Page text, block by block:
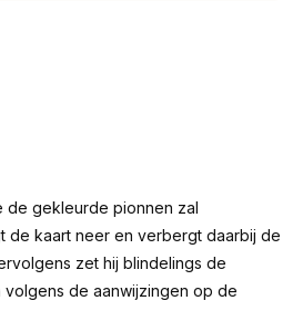
de gekleurde pionnen zal
de kaart neer en verbergt daarbij de
zet hij blindelings de
de aanwijzingen op de